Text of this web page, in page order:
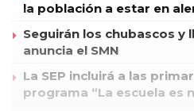
la población a estar en
Seguirán los chubascos y
anuncia el SMN
La SEP incluirá a las
programa “La escuela es